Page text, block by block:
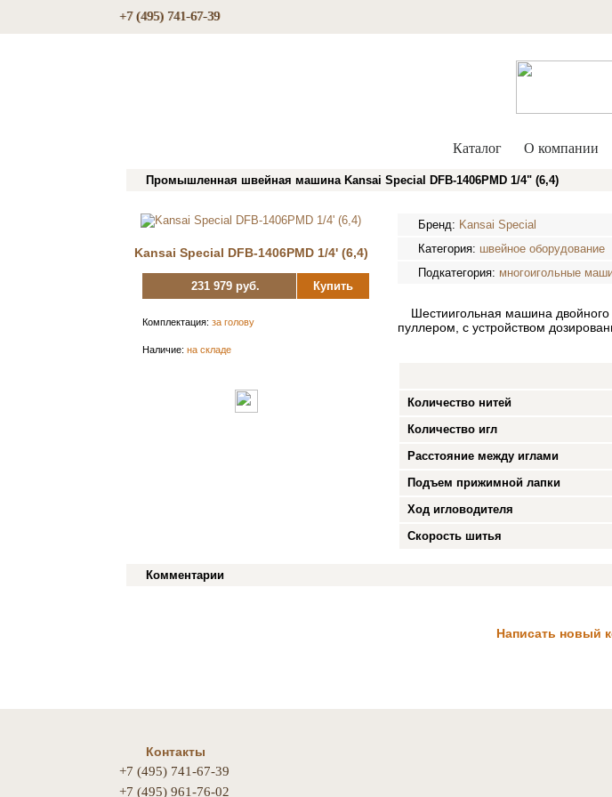
+7 (495) 741-67-39
Каталог О компании
Промышленная швейная машина Kansai Special DFB-1406PMD 1/4" (6,4)
Kansai Special DFB-1406PMD 1/4' (6,4)
231 979 руб. Купить
Комплектация:за голову
Наличие:на складе
Бренд: Kansai Special
Категория: швейное оборудование
Подкатегория: многоигольные
Шестиигольная машина
пуллером, с устройством
Количество нитей
Количество игл
Расстояние между иглами
Подъем прижимной лапки
Ход игловодителя
Скорость шитья
Комментарии
Написать новый
Контакты
+7 (495) 741-67-39
+7 (495) 961-76-02